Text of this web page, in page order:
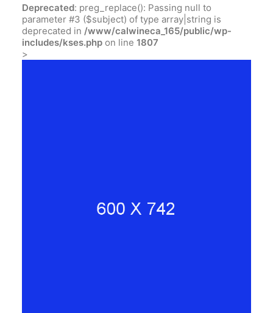
Contact Us
Deprecated: preg_replace(): Passing null to
parameter #3 ($subject) of type array|string is
deprecated in /www/calwineca_165/public/wp-
includes/kses.php on line 1807
>